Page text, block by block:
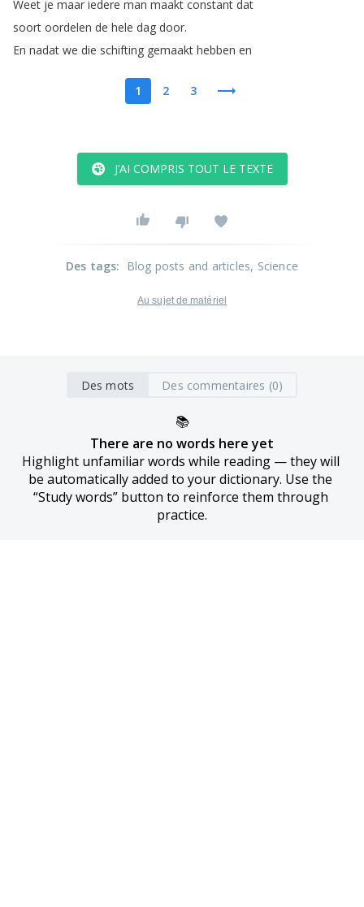
Weet je maar iedere man maakt constant dat
soort oordelen de hele dag door.
En nadat we die schifting gemaakt hebben en
1 2 3
J’AI COMPRIS TOUT LE TEXTE
Des tags: Blog posts and articles, Science
Au sujet de matériel
Des mots Des commentaires (0)
📚
There are no words here yet
Highlight unfamiliar words while reading — they will
be automatically added to your dictionary. Use the
“Study words” button to reinforce them through
practice.